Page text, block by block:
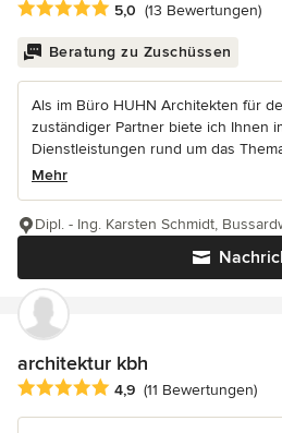
Durchschnittliche Bewertung: 5
5,0 (13 Bewertungen)
Beratung zu Zuschüssen
Als im Büro HUHN Architekten für
zuständiger Partner biete ich Ihnen
Dienstleistungen rund um das
Mehr
Dipl. - Ing. Karsten Schmidt,
architektur kbh
Durchschnittliche Bewertung: 4.9
4,9 (11 Bewertungen)